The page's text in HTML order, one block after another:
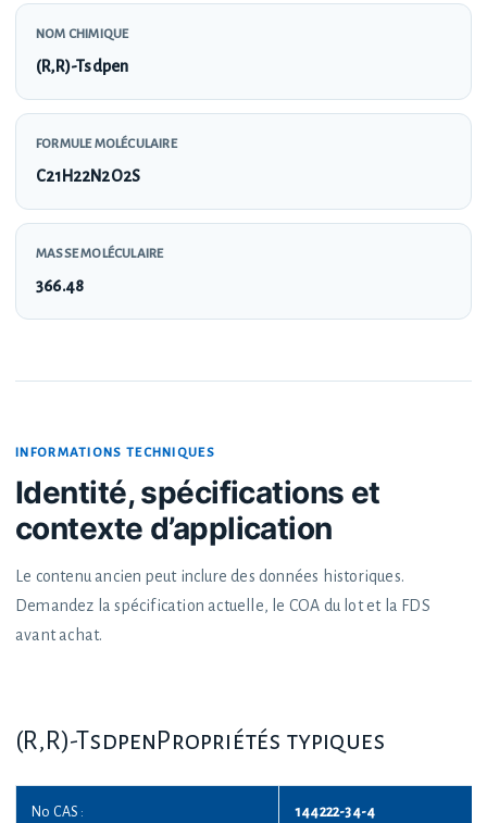
NOM CHIMIQUE
(R,R)-Tsdpen
FORMULE MOLÉCULAIRE
C21H22N2O2S
MASSE MOLÉCULAIRE
366.48
INFORMATIONS TECHNIQUES
Identité, spécifications et
contexte d’application
Le contenu ancien peut inclure des données historiques.
Demandez la spécification actuelle, le COA du lot et la FDS
avant achat.
(R,R)-TsdpenPropriétés typiques
No CAS : 144222-34-4